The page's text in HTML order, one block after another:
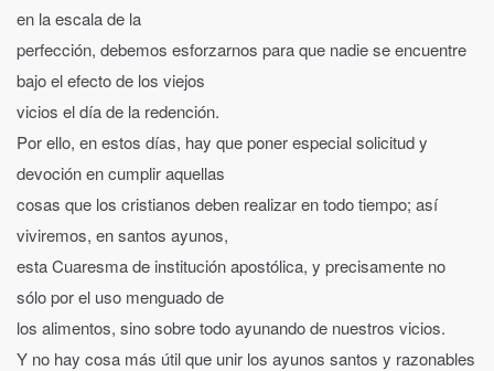
en la escala de la
perfección, debemos esforzarnos para que nadie se encuentre
bajo el efecto de los viejos
vicios el día de la redención.
Por ello, en estos días, hay que poner especial solicitud y
devoción en cumplir aquellas
cosas que los cristianos deben realizar en todo tiempo; así
viviremos, en santos ayunos,
esta Cuaresma de institución apostólica, y precisamente no
sólo por el uso menguado de
los alimentos, sino sobre todo ayunando de nuestros vicios.
Y no hay cosa más útil que unir los ayunos santos y razonables